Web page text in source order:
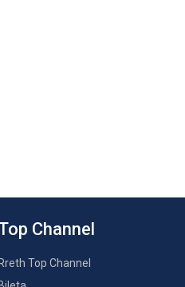
Channel
Rreth Top Channel